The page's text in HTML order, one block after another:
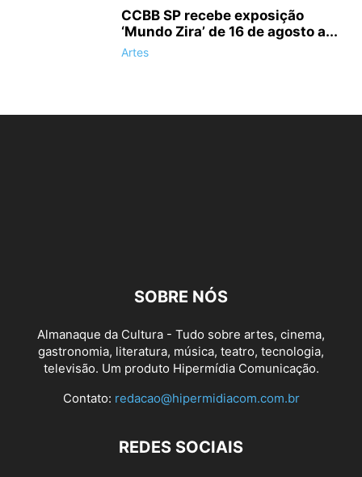
CCBB SP recebe exposição
‘Mundo Zira’ de 16 de agosto a...
Artes
SOBRE NÓS
Almanaque da Cultura - Tudo sobre artes, cinema,
gastronomia, literatura, música, teatro, tecnologia,
televisão. Um produto Hipermídia Comunicação.
Contato: redacao@hipermidiacom.com.br
REDES SOCIAIS